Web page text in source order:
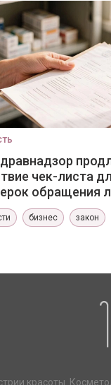
чек-листа
обращения
бизнес закон
красоты.